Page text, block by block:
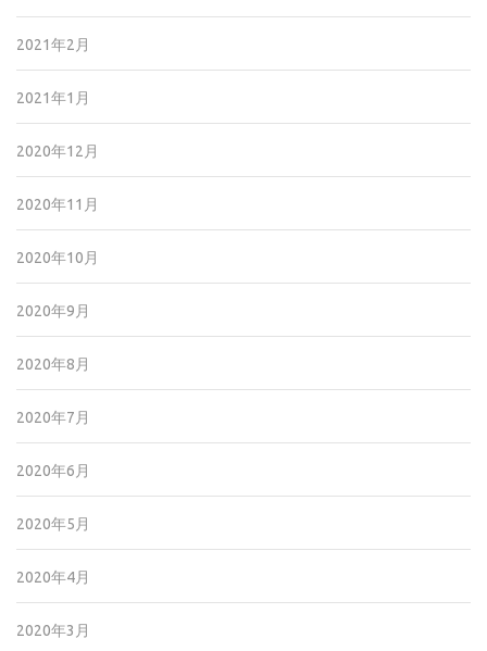
2021年2月
2021年1月
2020年12月
2020年11月
2020年10月
2020年9月
2020年8月
2020年7月
2020年6月
2020年5月
2020年4月
2020年3月